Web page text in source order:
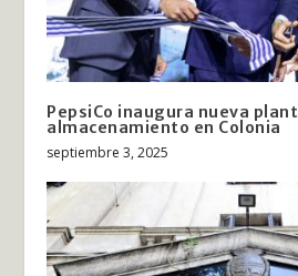
PepsiCo inaugura nueva
almacenamiento en Colonia
septiembre 3, 2025